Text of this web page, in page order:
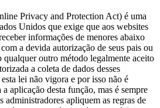
Privacy and Protection Act) é uma
Unidos que exige que aos websites
informações de menores abaixo
a devida autorização de seus pais ou
qualquer outro método legalmente aceito
a coleta de dados desses
lei não vigora e por isso não é
a aplicação desta função, mas é sempre
administradores apliquem as regras de